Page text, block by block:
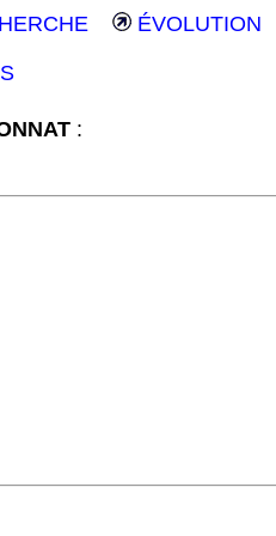
ÉVOLUTION
: